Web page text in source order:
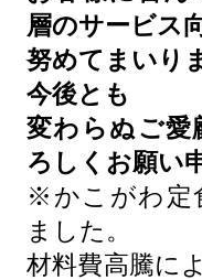
層のサービス
努めてまいり
今後とも
変わらぬご愛
ろしくお願い
※かこがわ定
ました。
材料費高騰に